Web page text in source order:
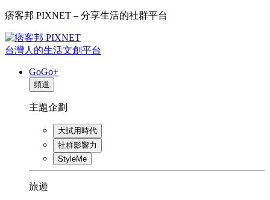
痞客邦 PIXNET – 分享生活的社群平台
台灣人的生活文創平台
GoGo+
頻道
主題企劃
大試用時代
社群影響力
StyleMe
旅遊